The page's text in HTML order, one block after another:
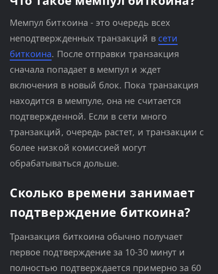
Мемпул биткоина - это очередь всех
неподтвержденных транзакций в сети
биткоина. После отправки транзакция
сначала попадает в мемпул и ждет
включения в новый блок. Пока транзакция
находится в мемпуле, она не считается
подтвержденной. Если в сети много
транзакций, очередь растет, и транзакции с
более низкой комиссией могут
обрабатываться дольше.
Сколько времени занимает
подтверждение биткоина?
Транзакция биткоина обычно получает
первое подтверждение за 10-30 минут и
полностью подтверждается примерно за 60